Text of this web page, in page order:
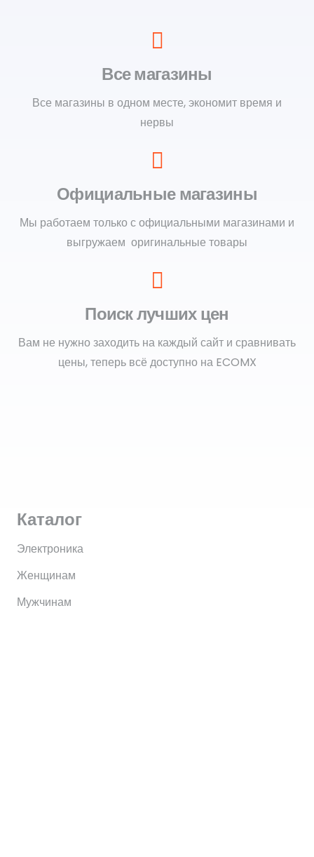
Все магазины
Все магазины в одном месте, экономит время и
нервы
Официальные магазины
Мы работаем только с официальными магазинами и
выгружаем оригинальные товары
Поиск лучших цен
Вам не нужно заходить на каждый сайт и сравнивать
цены, теперь всё доступно на ECOMX
Каталог
Электроника
Женщинам
Мужчинам